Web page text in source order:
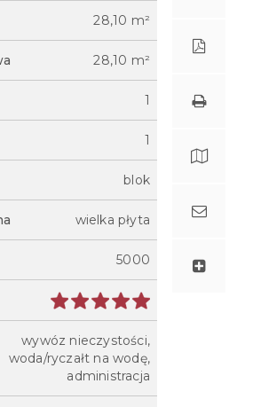
28,10 m²
28,10 m²
1
1
blok
wielka płyta
5000
wywóz nieczystości,
woda/ryczałt na wodę,
administracja